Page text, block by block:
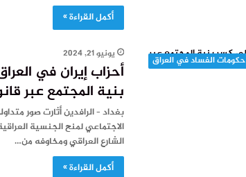
أكمل القراءة »
حكومات الفساد في العراق يونيو 21, 2024
أحزاب إيران في
بنية المجتمع عبر
بغداد – الرافدين أثارت صور
الاجتماعي لمنح الجنسية
الشارع العراقي ومخاوفه من…
أكمل القراءة »